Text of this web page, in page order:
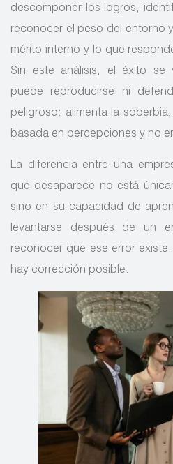
descomponer los logros,
reconocer el peso del entorno
mérito interno y lo que
Sin este análisis, el éxito se
puede reproducirse ni
peligroso: alimenta la
basada en percepciones y no
La diferencia entre una
que desaparece no está
sino en su capacidad de
levantarse después de un
reconocer que ese error
hay corrección posible.